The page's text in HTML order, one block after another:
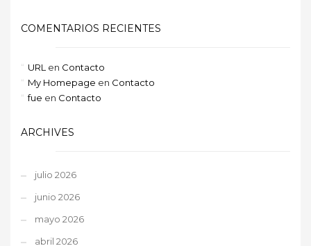
COMENTARIOS RECIENTES
URL en Contacto
My Homepage en Contacto
fue en Contacto
ARCHIVES
julio 2026
junio 2026
mayo 2026
abril 2026